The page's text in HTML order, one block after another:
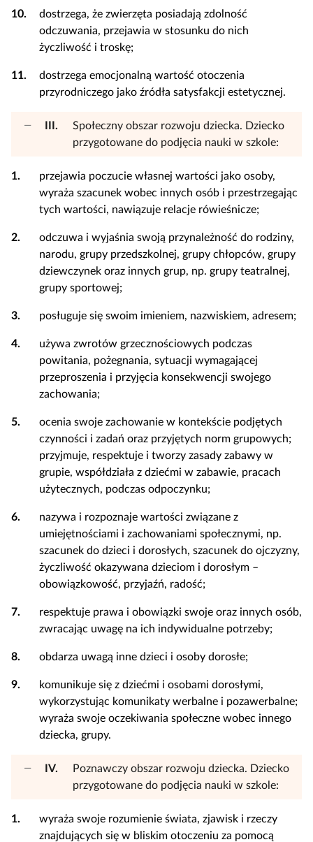
10.
dostrzega, że zwierzęta posiadają zdolność
odczuwania, przejawia w stosunku do nich
życzliwość i troskę;
11.
dostrzega emocjonalną wartość otoczenia
przyrodniczego jako źródła satysfakcji estetycznej.
III.
Społeczny obszar rozwoju dziecka. Dziecko
przygotowane do podjęcia nauki w szkole:
1.
przejawia poczucie własnej wartości jako osoby,
wyraża szacunek wobec innych osób i przestrzegając
tych wartości, nawiązuje relacje rówieśnicze;
2.
odczuwa i wyjaśnia swoją przynależność do rodziny,
narodu, grupy przedszkolnej, grupy chłopców, grupy
dziewczynek oraz innych grup, np. grupy teatralnej,
grupy sportowej;
3. posługuje się swoim imieniem, nazwiskiem, adresem;
4.
używa zwrotów grzecznościowych podczas
powitania, pożegnania, sytuacji wymagającej
przeproszenia i przyjęcia konsekwencji swojego
zachowania;
5.
ocenia swoje zachowanie w kontekście podjętych
czynności i zadań oraz przyjętych norm grupowych;
przyjmuje, respektuje i tworzy zasady zabawy w
grupie, współdziała z dziećmi w zabawie, pracach
użytecznych, podczas odpoczynku;
6.
nazywa i rozpoznaje wartości związane z
umiejętnościami i zachowaniami społecznymi, np.
szacunek do dzieci i dorosłych, szacunek do ojczyzny,
życzliwość okazywana dzieciom i dorosłym –
obowiązkowość, przyjaźń, radość;
7.
respektuje prawa i obowiązki swoje oraz innych osób,
zwracając uwagę na ich indywidualne potrzeby;
8. obdarza uwagą inne dzieci i osoby dorosłe;
9.
komunikuje się z dziećmi i osobami dorosłymi,
wykorzystując komunikaty werbalne i pozawerbalne;
wyraża swoje oczekiwania społeczne wobec innego
dziecka, grupy.
IV.
Poznawczy obszar rozwoju dziecka. Dziecko
przygotowane do podjęcia nauki w szkole:
1.
wyraża swoje rozumienie świata, zjawisk i rzeczy
znajdujących się w bliskim otoczeniu za pomocą